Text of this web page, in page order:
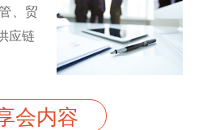
、贸
应链
会内容